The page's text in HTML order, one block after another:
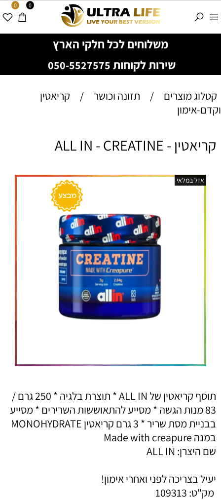
משלוחים לכל חלקי הארץ
שירות לקוחות 050-5527575
0 0
קטלוג מוצרים / תזונה וכושר /
קריאטין
וקדם-אימון
קריאטין - ALL IN - CREATINE
אזל במלאי
תוסף קריאטין של ALL IN * תוצרת בלגיה * 250 גרם /
83 מנות הגשה * מסייע להתאוששות השרירים * מסייע
בבניית מסת שריר * 3 גרם קריאטין MONOHYDRATE
במנה Made with creapure
שם היצרן: ALL IN
יעיל בצריכה לפני ואחרי אימון!
מק"ט: 109313